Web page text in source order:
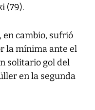
(79).
en cambio, sufrió
la mínima ante el
solitario gol del
en la segunda